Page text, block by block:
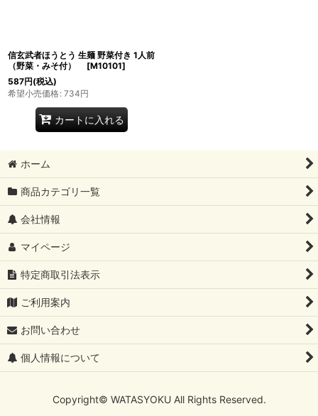
信玄武者ほうとう 生麺 野菜付き 1人前
（野菜・みそ付）
[M10101]
587円(税込)
希望小売価格: 734円
カートに入れる
ホーム
商品カテゴリ一覧
会社情報
マイページ
特定商取引法表示
ご利用案内
お問い合わせ
個人情報について
Copyright© WATASYOKU All Rights Reserved.